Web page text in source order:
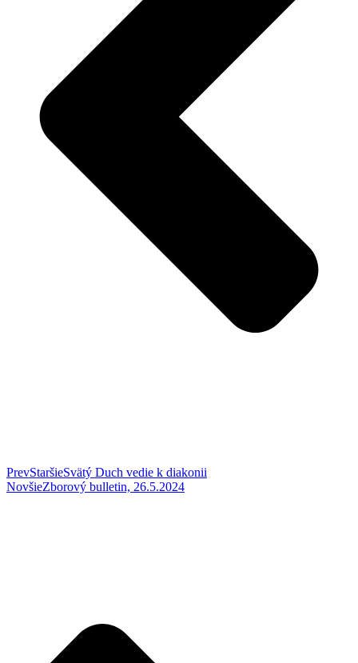
PrevStaršieSvätý Duch vedie k diakonii
NovšieZborový bulletin, 26.5.2024